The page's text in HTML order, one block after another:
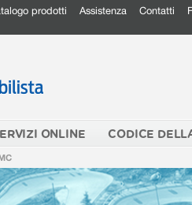
prodotti Assistenza Contatti
ONLINE CODICE